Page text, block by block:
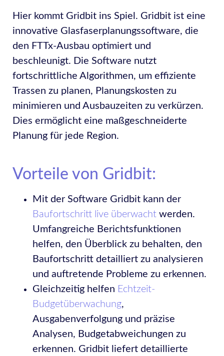
Hier kommt Gridbit ins Spiel. Gridbit ist eine
innovative Glasfaserplanungssoftware, die
den FTTx-Ausbau optimiert und
beschleunigt. Die Software nutzt
fortschrittliche Algorithmen, um effiziente
Trassen zu planen, Planungskosten zu
minimieren und Ausbauzeiten zu verkürzen.
Dies ermöglicht eine maßgeschneiderte
Planung für jede Region.
Vorteile von Gridbit:
Mit der Software Gridbit kann der
Baufortschritt live überwachtwerden.
Umfangreiche Berichtsfunktionen
helfen, den Überblick zu behalten, den
Baufortschritt detailliert zu analysieren
und auftretende Probleme zu erkennen.
Gleichzeitig helfen Echtzeit-
Budgetüberwachung,
Ausgabenverfolgung und präzise
Analysen, Budgetabweichungen zu
erkennen. Gridbit liefert detaillierte